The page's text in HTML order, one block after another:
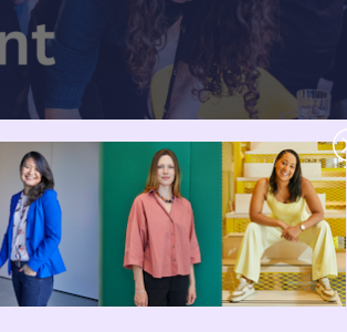
gegen Aufschieberitis und willst
mit zu unserem digitalen Co-Working mit den
.